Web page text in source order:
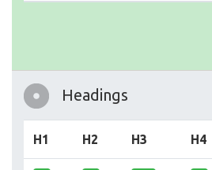
Headings
H1 H2 H3 H4